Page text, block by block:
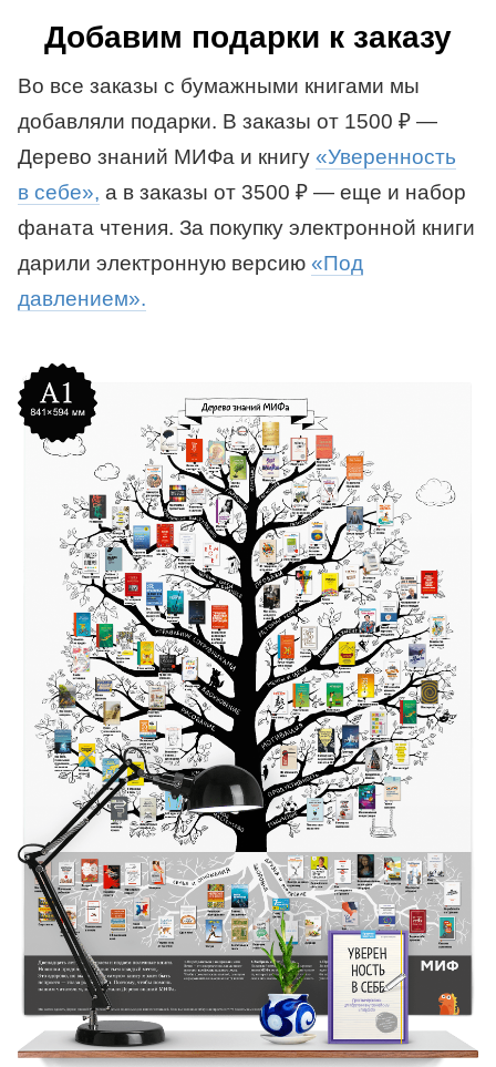
Добавим подарки к заказу
Во все заказы с бумажными книгами мы
добавляли подарки. В заказы от 1500 ₽ —
Дерево знаний МИФа и книгу «Уверенность
в себе», а в заказы от 3500 ₽ — еще и набор
фаната чтения. За покупку электронной книги
дарили электронную версию «Под
давлением».